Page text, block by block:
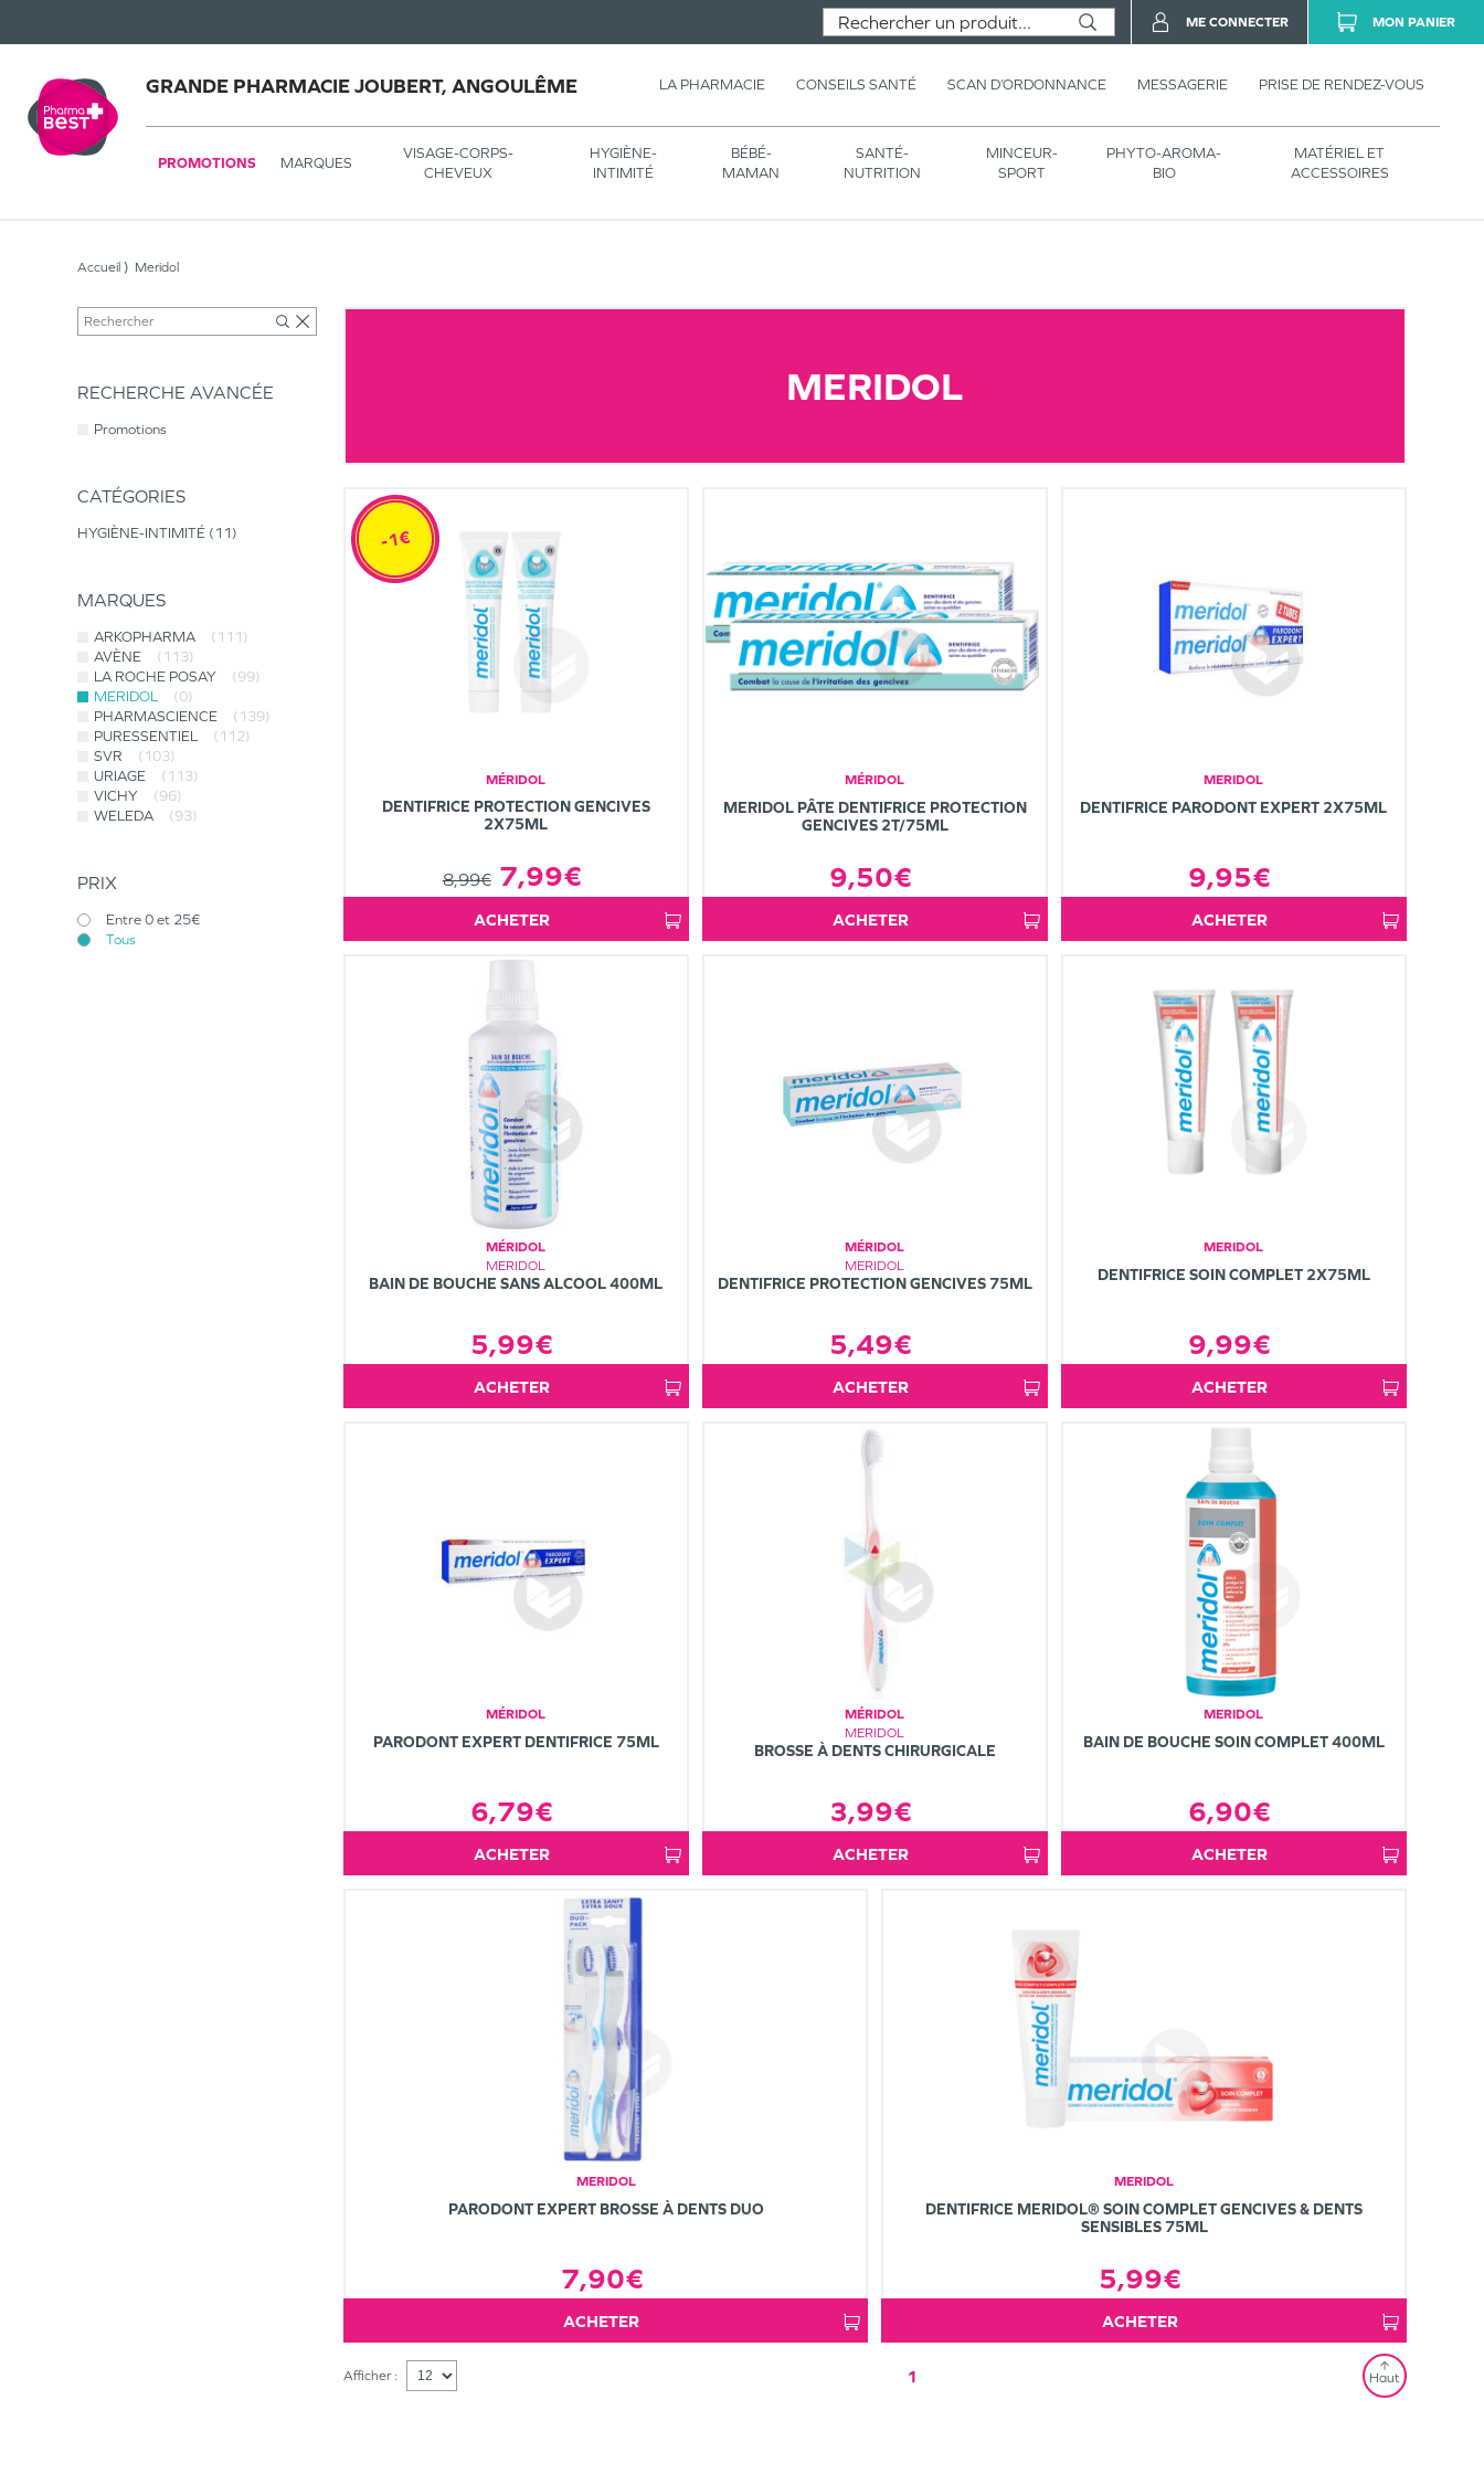
GRANDE PHARMACIE JOUBERT, ANGOULÊME LA PHARMACIE CONSEILS SANTÉ SCAN D’ORDONNANCE MESSAGERIE PRISE DE RENDEZ-VOUS
PROMOTIONS MARQUES
VISAGE-CORPS-
CHEVEUX
HYGIÈNE-
INTIMITÉ
BÉBÉ-
MAMAN
SANTÉ-
NUTRITION
MINCEUR-
SPORT
PHYTO-AROMA-
BIO
MATÉRIEL ET
ACCESSOIRES
ME CONNECTER MON PANIER
Accueil Meridol
RECHERCHE AVANCÉE
Promotions
CATÉGORIES
HYGIÈNE-INTIMITÉ 11
MARQUES
ARKOPHARMA
(111)
AVÈNE
(113)
LA ROCHE POSAY
(99)
MERIDOL
(0)
PHARMASCIENCE
(139)
PURESSENTIEL
(112)
SVR
(103)
URIAGE
(113)
VICHY
(96)
WELEDA
(93)
PRIX
Entre 0 et 25€
Tous
MERIDOL
MÉRIDOL
DENTIFRICE PROTECTION GENCIVES
2X75ML
8,99€ 7,99€
-1€
ACHETER
MÉRIDOL
MERIDOL PÂTE DENTIFRICE PROTECTION
GENCIVES 2T/75ML
9,50€
ACHETER
MERIDOL
DENTIFRICE PARODONT EXPERT 2X75ML
9,95€
ACHETER
MÉRIDOL
MERIDOL
BAIN DE BOUCHE SANS ALCOOL 400ML
5,99€
ACHETER
MÉRIDOL
MERIDOL
DENTIFRICE PROTECTION GENCIVES 75ML
5,49€
ACHETER
MERIDOL
DENTIFRICE SOIN COMPLET 2X75ML
9,99€
ACHETER
MÉRIDOL
PARODONT EXPERT DENTIFRICE 75ML
6,79€
ACHETER
MÉRIDOL
MERIDOL
BROSSE À DENTS CHIRURGICALE
3,99€
ACHETER
MERIDOL
BAIN DE BOUCHE SOIN COMPLET 400ML
6,90€
ACHETER
MERIDOL
PARODONT EXPERT BROSSE À DENTS DUO
7,90€
ACHETER
MERIDOL
DENTIFRICE MERIDOL® SOIN COMPLET GENCIVES & DENTS
SENSIBLES 75ML
5,99€
ACHETER
Afficher : 1 Haut